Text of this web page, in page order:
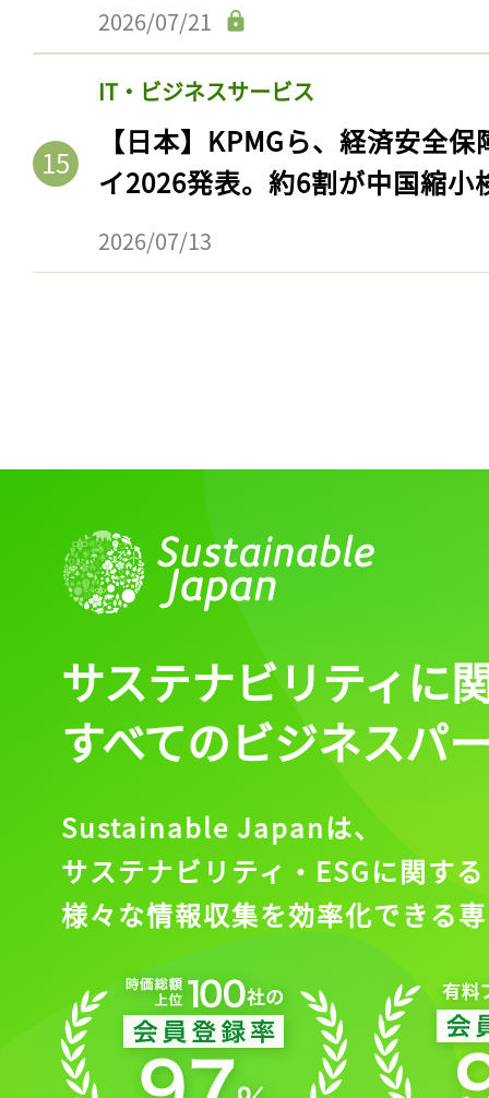
2026/07/21
IT・ビジネスサービス
【日本】KPMGら、経済安全
イ2026発表。約6割が中国縮小
2026/07/13
記事をお気に入りに
ログインが必
サステナビリティに
すべてのビジネスパ
Sustainable Japanは、
サステナビリティ・ESGに関する
様々な情報収集を効率化できる